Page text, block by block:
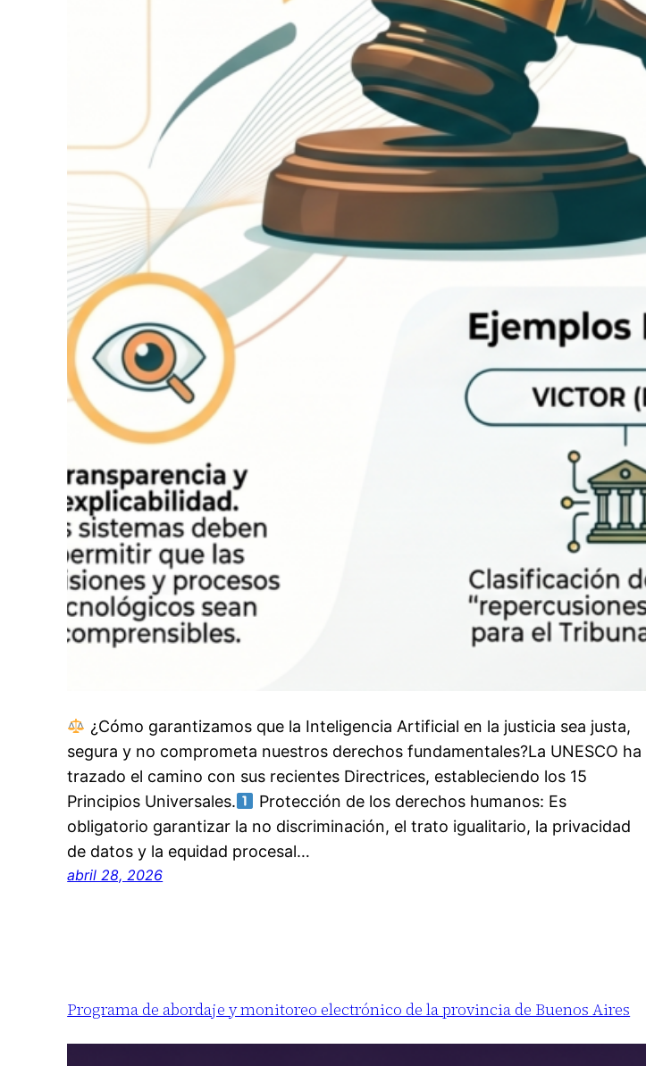
¿Cómo garantizamos que la Inteligencia Artificial en la justicia sea justa,
segura y no comprometa nuestros derechos fundamentales?La UNESCO ha
trazado el camino con sus recientes Directrices, estableciendo los 15
Principios Universales.
Protección de los derechos humanos: Es
obligatorio garantizar la no discriminación, el trato igualitario, la privacidad
de datos y la equidad procesal…
abril 28, 2026
Programa de abordaje y monitoreo electrónico de la provincia de Buenos Aires